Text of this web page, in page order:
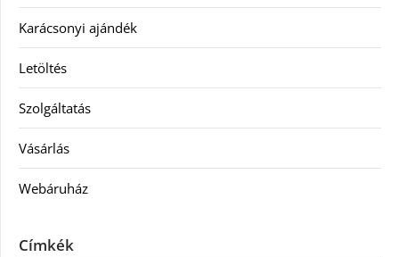
Karácsonyi ajándék
Letöltés
Szolgáltatás
Vásárlás
Webáruház
Címkék